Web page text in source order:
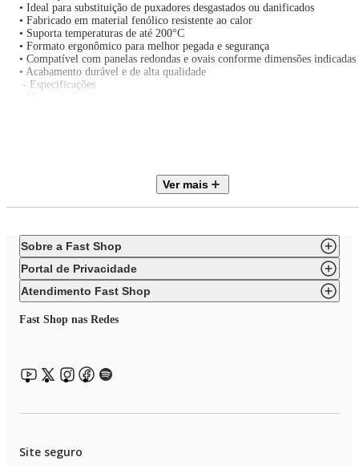
• Ideal para substituição de puxadores desgastados ou danificados
• Fabricado em material fenólico resistente ao calor
• Suporta temperaturas de até 200°C
• Formato ergonômico para melhor pegada e segurança
• Compatível com panelas redondas e ovais conforme dimensões indicadas
• Acabamento durável e de alta qualidade
- Especificações
Ver mais
Sobre a Fast Shop
Portal de Privacidade
Atendimento Fast Shop
Fast Shop nas Redes
Site seguro